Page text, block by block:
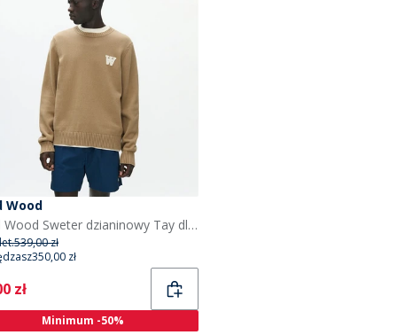
Wood
Wood Wood Sweter dzianinowy Tay dla niego kolor Ermine
539,00 zł
350,00 zł
zł
Minimum -50%